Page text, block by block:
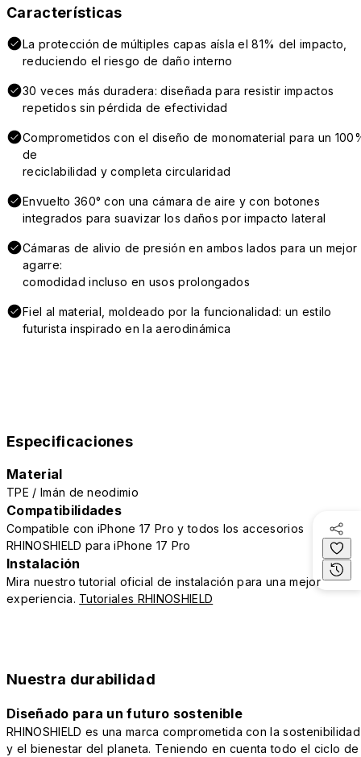
Características
La protección de múltiples capas aísla el 81% del impacto,
reduciendo el riesgo de daño interno
30 veces más duradera: diseñada para resistir impactos
repetidos sin pérdida de efectividad
Comprometidos con el diseño de monomaterial para un
de
reciclabilidad y completa circularidad
Envuelto 360° con una cámara de aire y con botones
integrados para suavizar los daños por impacto lateral
Cámaras de alivio de presión en ambos lados para un mejor
agarre:
comodidad incluso en usos prolongados
Fiel al material, moldeado por la funcionalidad: un estilo
futurista inspirado en la aerodinámica
Especificaciones
Material
TPE / Imán de neodimio
Compatibilidades
Compatible con iPhone 17 Pro y todos los accesorios
RHINOSHIELD para iPhone 17 Pro
Instalación
Mira nuestro tutorial oficial de instalación para una mejor
experiencia. Tutoriales RHINOSHIELD
Nuestra durabilidad
Diseñado para un futuro sostenible
RHINOSHIELD es una marca comprometida con la sostenibilidad
y el bienestar del planeta. Teniendo en cuenta todo el ciclo de